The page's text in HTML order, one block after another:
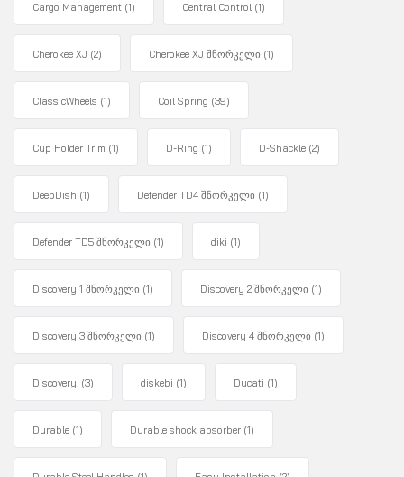
Cargo Management (1) Central Control (1)
Cherokee XJ (2) Cherokee XJ შნორკელი (1)
ClassicWheels (1) Coil Spring (39)
Cup Holder Trim (1) D-Ring (1) D-Shackle (2)
DeepDish (1) Defender TD4 შნორკელი (1)
Defender TD5 შნორკელი (1) diki (1)
Discovery 1 შნორკელი (1) Discovery 2 შნორკელი (1)
Discovery 3 შნორკელი (1) Discovery 4 შნორკელი (1)
Discovery. (3) diskebi (1) Ducati (1)
Durable (1) Durable shock absorber (1)